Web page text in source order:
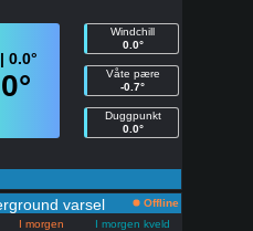
0.0°
Windchill
0.0°
Våte pære
-0.7°
Duggpunkt
0.0°
varsel
Offline
I morgen I morgen kveld